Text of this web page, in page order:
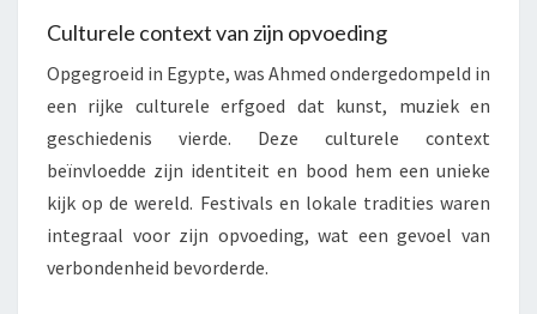
Culturele context van zijn opvoeding
Opgegroeid in Egypte, was Ahmed ondergedompeld in
een rijke culturele erfgoed dat kunst, muziek en
geschiedenis vierde. Deze culturele context
beïnvloedde zijn identiteit en bood hem een unieke
kijk op de wereld. Festivals en lokale tradities waren
integraal voor zijn opvoeding, wat een gevoel van
verbondenheid bevorderde.